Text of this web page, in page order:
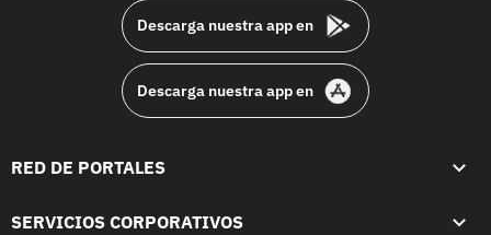
Descarga nuestra app en
Descarga nuestra app en
RED DE PORTALES
SERVICIOS CORPORATIVOS